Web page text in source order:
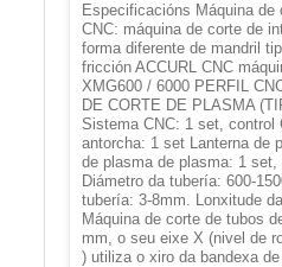
Especificacións Máquina de
CNC: máquina de corte de
forma diferente de mandril
fricción ACCURL CNC
XMG600 / 6000 PERFIL
DE CORTE DE PLASMA
Sistema CNC: 1 set, control
antorcha: 1 set Lanterna de
de plasma de plasma: 1 set,
Diámetro da tubería: 600-
tubería: 3-8mm. Lonxitude
Máquina de corte de tubos
mm, o seu eixe X (nivel de
) utiliza o xiro da bandexa